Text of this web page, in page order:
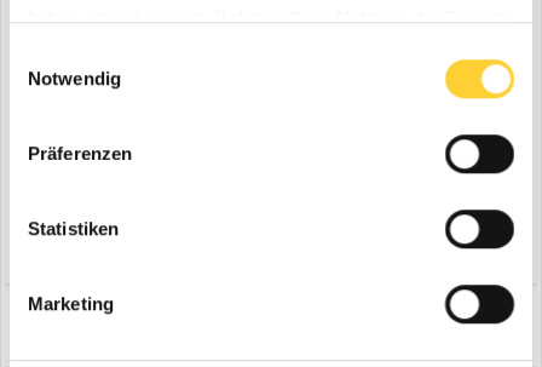
haben oder die sie im Rahmen Ihrer Nutzung der Dienste
Notwendig
Präferenzen
Statistiken
Marketing
4